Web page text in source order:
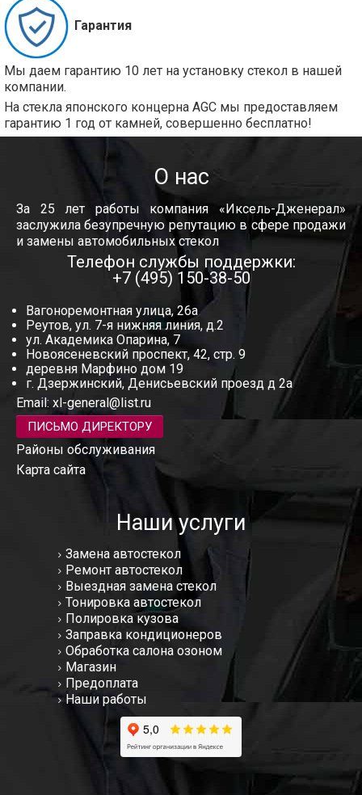
Гарантия
Мы даем гарантию 10 лет на установку стекол в нашей
компании.
На стекла японского концерна AGC мы предоставляем
гарантию 1 год от камней, совершенно бесплатно!
О нас
За 25 лет работы компания «Иксель-Дженерал»
заслужила безупречную репутацию в сфере продажи
и замены автомобильных стекол
Телефон службы поддержки:
+7 (495) 150-38-50
Вагоноремонтная улица, 26а
Реутов, ул. 7-я нижняя линия, д.2
ул. Академика Опарина, 7
Новоясеневский проспект, 42, стр. 9
деревня Марфино дом 19
г. Дзержинский, Денисьевский проезд д 2а
Email: xl-general@list.ru
ПИСЬМО ДИРЕКТОРУ
Районы обслуживания
Карта сайта
Наши услуги
Замена автостекол
Ремонт автостекол
Выездная замена стекол
Тонировка автостекол
Полировка кузова
Заправка кондиционеров
Обработка салона озоном
Магазин
Предоплата
Наши работы